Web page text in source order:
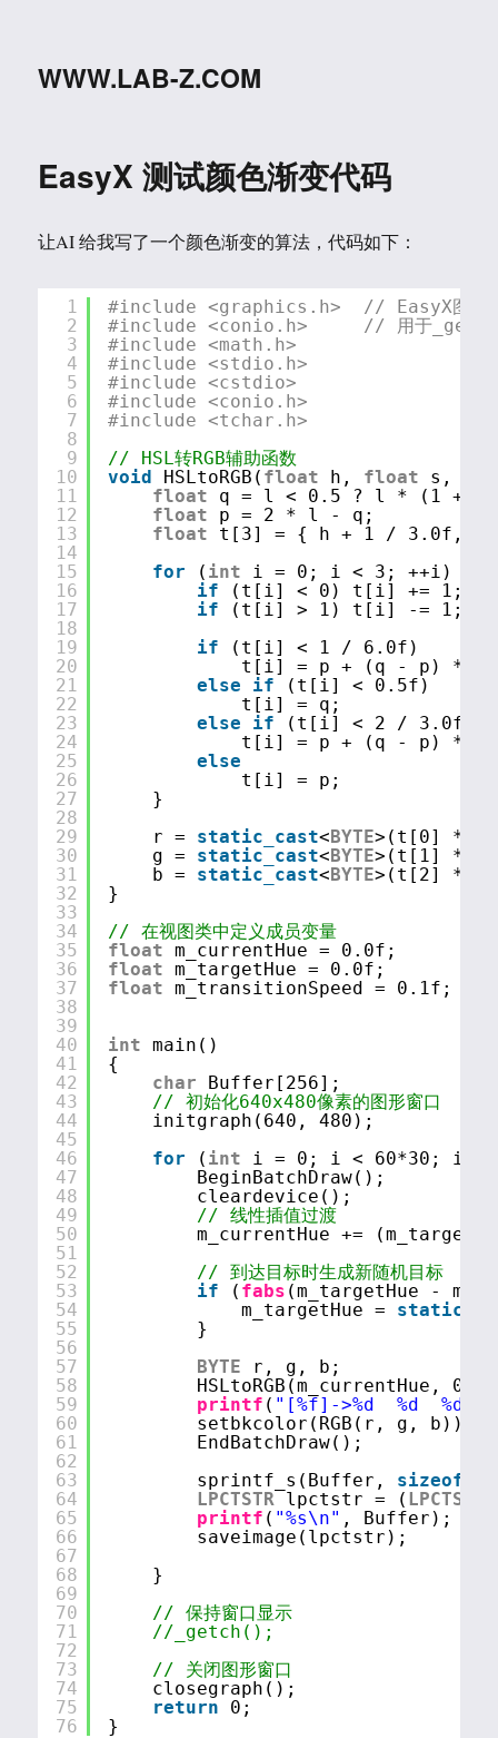
WWW.LAB-Z.COM
EasyX 测试颜色渐变代码
让AI 给我写了一个颜色渐变的算法，代码如下：
1
2
3
4
5
6
7
8
9
10
11
12
13
14
15
16
17
18
19
20
21
22
23
24
25
26
27
28
29
30
31
32
33
34
35
36
37
38
39
40
41
42
43
44
45
46
47
48
49
50
51
52
53
54
55
56
57
58
59
60
61
62
63
64
65
66
67
68
69
70
71
72
73
74
75
76
#include <graphics.h>  // EasyX图形库
#include <conio.h>     // 用于
#include <math.h>
#include <stdio.h>
#include <cstdio>
#include <conio.h>
#include <tchar.h>
// HSL转RGB辅助函数
void
HSLtoRGB( float h, float s,
float
q = l < 0.5 ? l * (1 +
float
p = 2 * l - q;
float
t[3] = { h + 1 / 3.0f,
for
( int
i = 0; i < 3; ++i) {
if
(t[i] < 0) t[i] += 1;
if
(t[i] > 1) t[i] -= 1;
if
(t[i] < 1 / 6.0f)
t[i] = p + (q - p) *
else
if
(t[i] < 0.5f)
t[i] = q;
else
if
(t[i] < 2 / 3.0f)
t[i] = p + (q - p) *
else
t[i] = p;
}
r = static_cast<BYTE>(t[0] *
g = static_cast<BYTE>(t[1] *
b = static_cast<BYTE>(t[2] *
}
// 在视图类中定义成员变量
float
m_currentHue = 0.0f;
float
m_targetHue = 0.0f;
float
m_transitionSpeed = 0.1f;
int
main()
{
char
Buffer[256];
// 初始化640x480像素的图形窗口
initgraph(640, 480);
for
( int
i = 0; i < 60*30;
BeginBatchDraw();
cleardevice();
// 线性插值过渡
m_currentHue +=
// 到达目标时生成新随机目标
if
( fabs (m_targetHue -
m_targetHue =
}
BYTE
r, g, b;
printf ( "[%f]->%d  %d  %d\n"
setbkcolor(RGB(r, g, b));
EndBatchDraw();
sprintf_s(Buffer, sizeof
LPCTSTR lpctstr = ( LPCTSTR
printf ( "%s\n" , Buffer);
saveimage(lpctstr);
}
// 保持窗口显示
//_getch();
// 关闭图形窗口
closegraph();
return
0;
}